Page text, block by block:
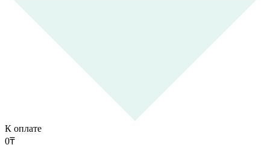
К оплате
0₸